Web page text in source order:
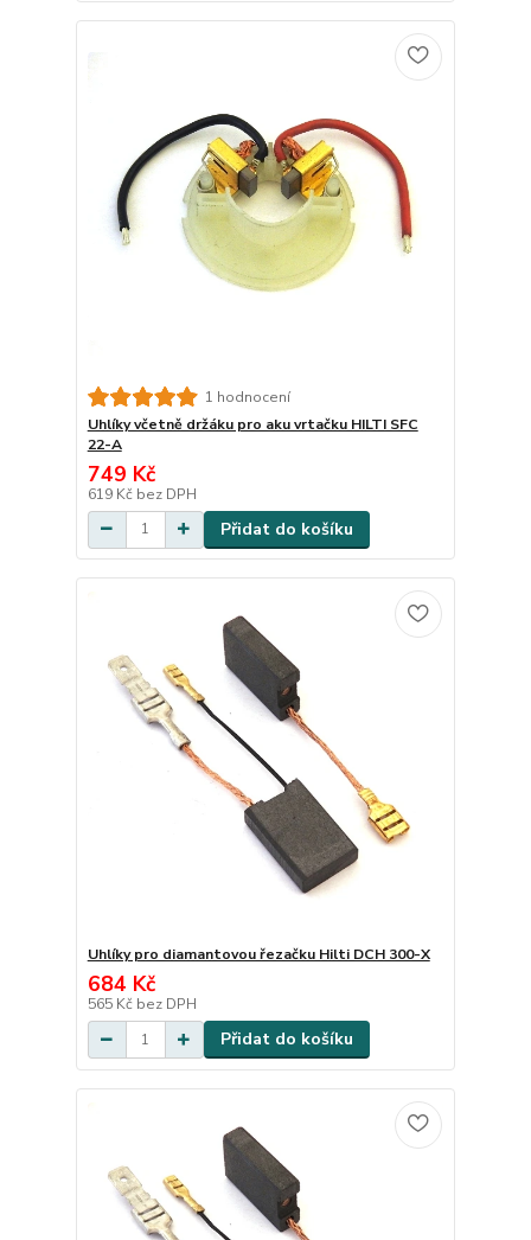
1 hodnocení
Uhlíky včetně držáku pro aku vrtačku HILTI SFC
22-A
749 Kč
619 Kč bez DPH
Přidat do košíku
Uhlíky pro diamantovou řezačku Hilti DCH 300-X
684 Kč
565 Kč bez DPH
Přidat do košíku